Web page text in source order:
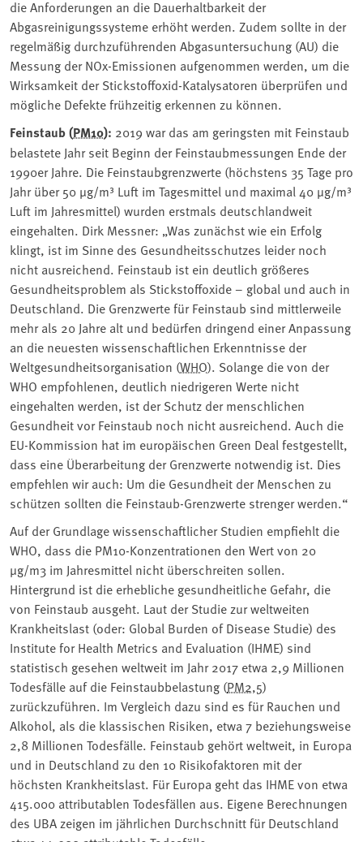
die Anforderungen an die Dauerhaltbarkeit der
Abgasreinigungssysteme erhöht werden. Zudem sollte in der
regelmäßig durchzuführenden Abgasuntersuchung (AU) die
Messung der NOx-Emissionen aufgenommen werden, um die
Wirksamkeit der Stickstoffoxid-Katalysatoren überprüfen und
mögliche Defekte frühzeitig erkennen zu können.
Feinstaub (PM10): 2019 war das am geringsten mit Feinstaub
belastete Jahr seit Beginn der Feinstaubmessungen Ende der
1990er Jahre. Die Feinstaubgrenzwerte (höchstens 35 Tage pro
Jahr über 50 µg/m³ Luft im Tagesmittel und maximal 40 µg/m³
Luft im Jahresmittel) wurden erstmals deutschlandweit
eingehalten. Dirk Messner: „Was zunächst wie ein Erfolg
klingt, ist im Sinne des Gesundheitsschutzes leider noch
nicht ausreichend. Feinstaub ist ein deutlich größeres
Gesundheitsproblem als Stickstoffoxide – global und auch in
Deutschland. Die Grenzwerte für Feinstaub sind mittlerweile
mehr als 20 Jahre alt und bedürfen dringend einer Anpassung
an die neuesten wissenschaftlichen Erkenntnisse der
Weltgesundheitsorganisation (WHO). Solange die von der
WHO empfohlenen, deutlich niedrigeren Werte nicht
eingehalten werden, ist der Schutz der menschlichen
Gesundheit vor Feinstaub noch nicht ausreichend. Auch die
EU-Kommission hat im europäischen Green Deal festgestellt,
dass eine Überarbeitung der Grenzwerte notwendig ist. Dies
empfehlen wir auch: Um die Gesundheit der Menschen zu
schützen sollten die Feinstaub-Grenzwerte strenger werden.“
Auf der Grundlage wissenschaftlicher Studien empfiehlt die
WHO, dass die PM10-Konzentrationen den Wert von 20
µg/m3 im Jahresmittel nicht überschreiten sollen.
Hintergrund ist die erhebliche gesundheitliche Gefahr, die
von Feinstaub ausgeht. Laut der Studie zur weltweiten
Krankheitslast (oder: Global Burden of Disease Studie) des
Institute for Health Metrics and Evaluation (IHME) sind
statistisch gesehen weltweit im Jahr 2017 etwa 2,9 Millionen
Todesfälle auf die Feinstaubbelastung (PM2,5)
zurückzuführen. Im Vergleich dazu sind es für Rauchen und
Alkohol, als die klassischen Risiken, etwa 7 beziehungsweise
2,8 Millionen Todesfälle. Feinstaub gehört weltweit, in Europa
und in Deutschland zu den 10 Risikofaktoren mit der
höchsten Krankheitslast. Für Europa geht das IHME von etwa
415.000 attributablen Todesfällen aus. Eigene Berechnungen
des UBA zeigen im jährlichen Durchschnitt für Deutschland